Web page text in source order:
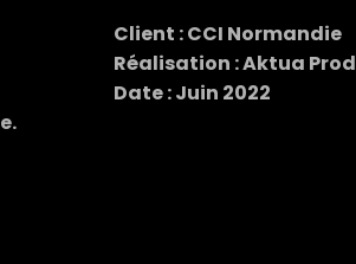
Client : CCI Normandie
Réalisation : Aktua Prod
Date : Juin 2022